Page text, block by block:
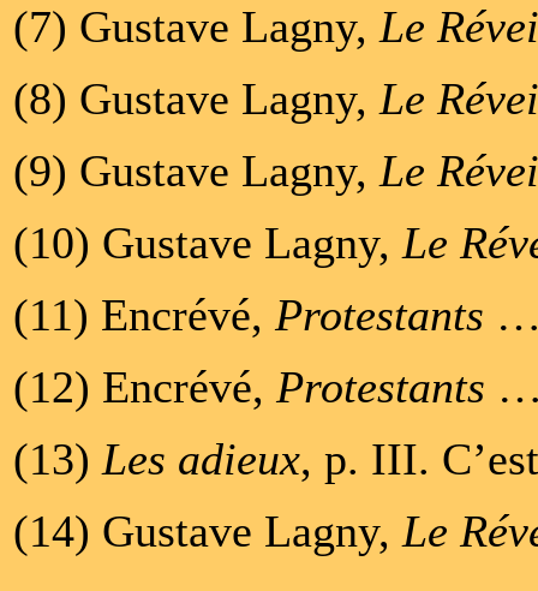
(7) Gustave Lagny, Le
(8) Gustave Lagny, Le
(9) Gustave Lagny, Le
(10) Gustave Lagny, Le
(11) Encrévé, Protestants
(12) Encrévé, Protestants
(13) Les adieux, p. III.
(14) Gustave Lagny, Le